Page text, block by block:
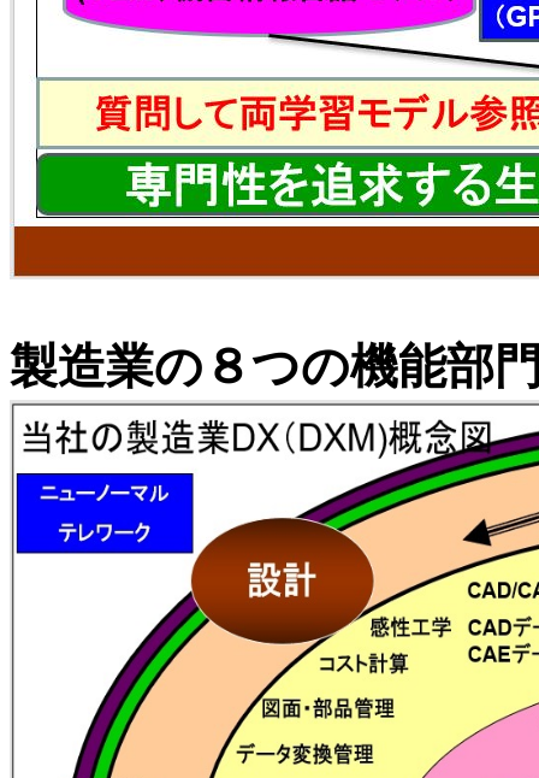
製造業の８つの機能部